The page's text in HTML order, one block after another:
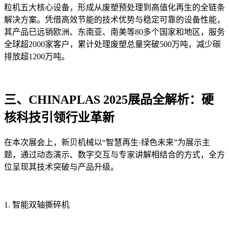
粒机五大核心设备，形成从废塑预处理到高值化再生的全链条
解决方案。凭借高效节能的技术优势与稳定可靠的设备性能，
其产品已远销欧洲、东南亚、南美等80多个国家和地区，服务
全球超2000家客户，累计处理废塑总量突破500万吨，减少碳
排放超1200万吨。
三、 CHINAPLAS 2025展品全解析：硬
核科技引领行业革新
在本次展会上，新贝机械以“智慧再生·绿色未来”为展示主
题，通过动态演示、数字交互与专家讲解相结合的方式，全方
位呈现其技术突破与产品升级。
1. 智能双轴撕碎机